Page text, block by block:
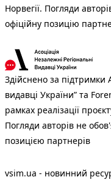
Норвегії. Погляди
офіційну позицію
Здійснено за підтримки
видавці України” та
рамках реалізації
Погляди авторів не
позицією партнерів
vsim.ua - новинний